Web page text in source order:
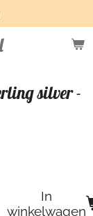
silver -
In
winkelwagen